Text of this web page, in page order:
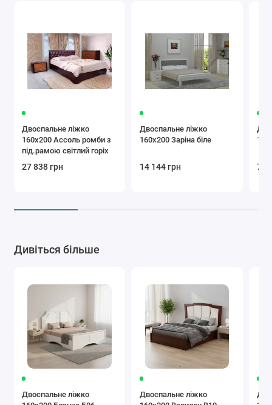
Двоспальне ліжко
160x200 Ассоль ромби з
під.рамою світлий горіх
27 838 грн
Двоспальне ліжко
160x200 Заріна біле
14 144 грн 7
Дивіться більше
Двоспальне ліжко
Двоспальне ліжко